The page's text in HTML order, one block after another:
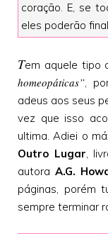
coração. E, se
eles poderão
Tem aquele tipo
homeopáticas”,
adeus aos seus
vez que isso
ultima. Adiei o
Outro Lugar,
autora A.G.
páginas, porém
sempre terminar